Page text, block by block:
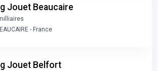
Jouet Beaucaire
- France
Jouet Belfort